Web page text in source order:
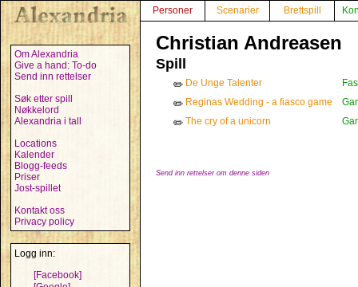
Om Alexandria
Give a hand: To-do
Send inn rettelser
Søk etter spill
Nøkkelord
Alexandria i tall
Locations
Kalender
Blogg-feeds
Priser
Jost-spillet
Kontakt oss
Privacy policy
Logg inn:
[Facebook]
Personer Scenarier Brettspill
Christian Andreasen
Spill
✏️ De Unge Talenter
✏️ Reginas Wedding - a fiasco game
✏️ The cry of a unicorn
Send inn rettelser om denne siden